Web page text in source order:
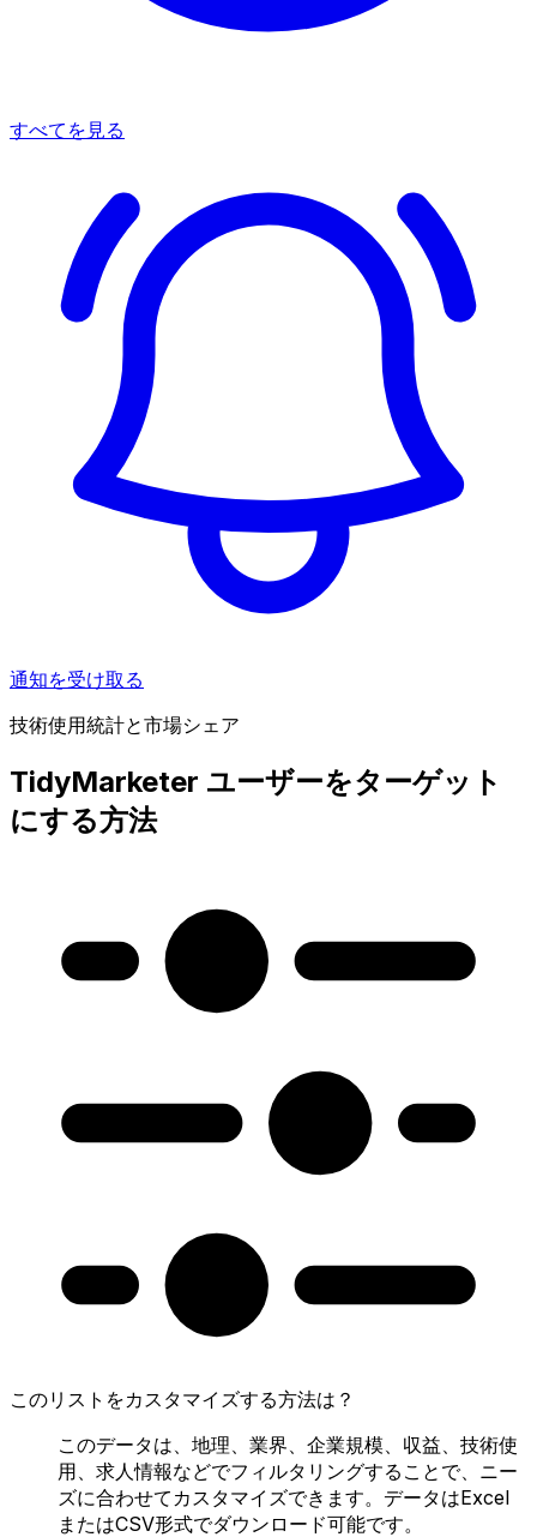
すべてを見る
通知を受け取る
技術使用統計と市場シェア
TidyMarketer ユーザーをターゲット
にする方法
このリストをカスタマイズする方法は？
このデータは、地理、業界、企業規模、収益、技術使
用、求人情報などでフィルタリングすることで、ニー
ズに合わせてカスタマイズできます。データはExcel
またはCSV形式でダウンロード可能です。